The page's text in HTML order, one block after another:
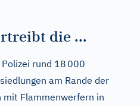
die ...
Polizei rund 18 000
am Rande der
Flammenwerfern in